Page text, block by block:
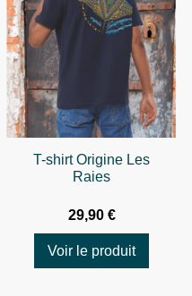
T-shirt Origine Les
Raies
29,90 €
Voir le produit